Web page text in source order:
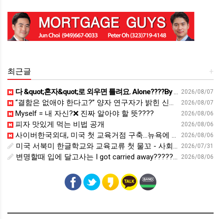
+
최근글
2026/08/07
다 &quot;혼자&quot;로 외우면 틀려요. Alone????By myself????On my own
2026/08/07
“결함은 없애야 한다고?” 양자 연구자가 밝힌 신비: 없애려던 흠이 무기가 되는 방법 | 이정현 KIST 양자기술연구단 선임연구원 | 양자 컴퓨터 인생 | 세바시 2121회
2026/08/06
Myself = 내 자신?❌ 진짜 알아야 할 뜻????
2026/08/06
피자 맛있게 먹는 비법 공개
2026/08/06
사이버한국외대, 미국 첫 교육거점 구축…뉴욕에 미주글로벌센터 개소 - 재외동포신문
2026/07/31
미국 서북미 한글학교와 교육교류 첫 물꼬 - 사회적경제뉴스
2026/08/06
변명할때 입에 달고사는 I got carried away????????